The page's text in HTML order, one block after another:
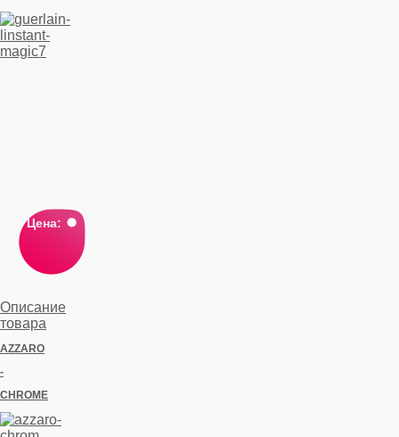
Цена:
Описание
товара
AZZARO
-
CHROME